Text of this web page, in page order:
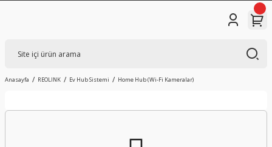
Anasayfa REOLINK Ev Hub Sistemi Home Hub (Wi-Fi Kameralar)